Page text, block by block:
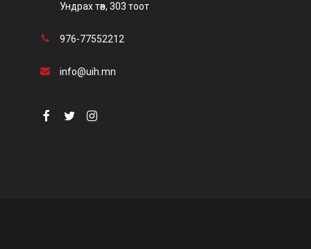
Ундрах төв, 303 тоот
976-77552212
info@uih.mn